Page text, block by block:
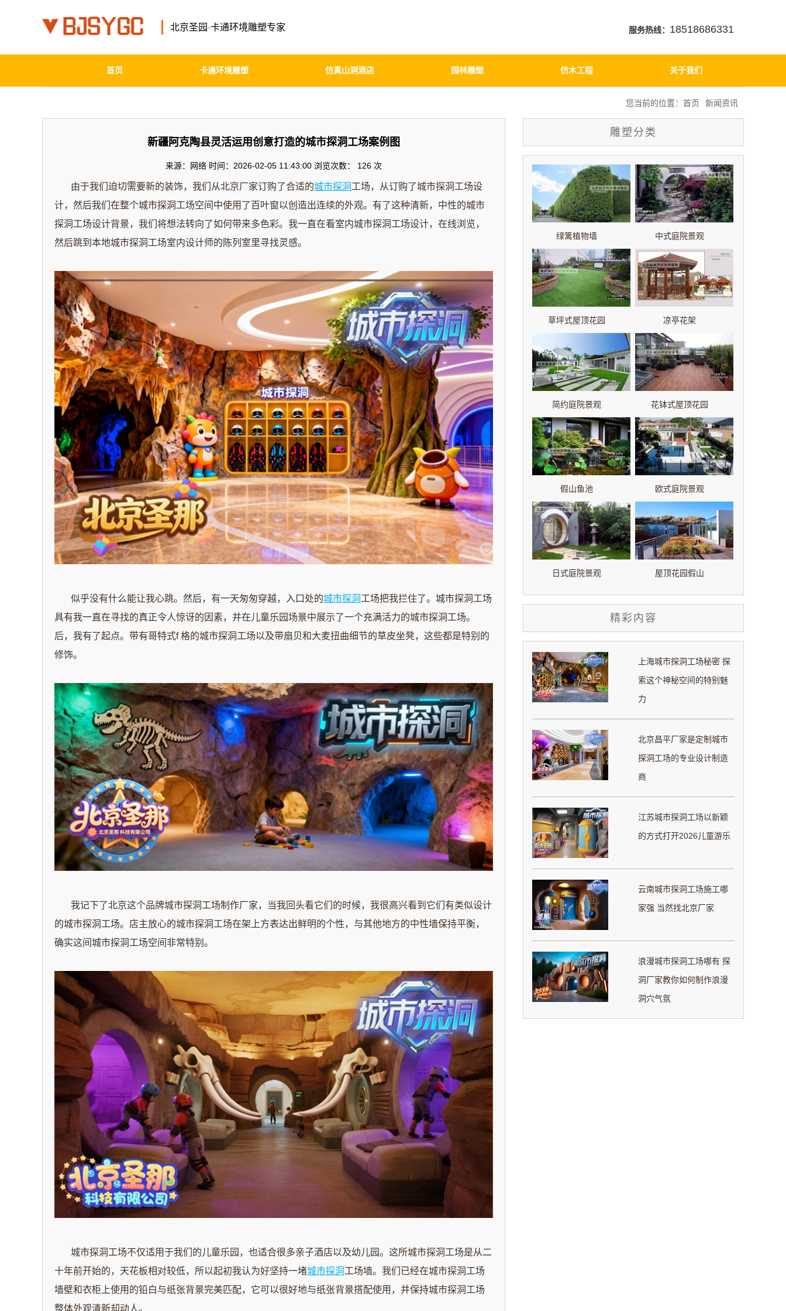
北京圣园-卡通环境雕塑专家 服务热线： 18518686331
首页 卡通环境雕塑 仿真山洞酒店 园林雕塑 仿木工程 关于我们
您当前的位置： 首页 新闻资讯
新疆阿克陶县灵活运用创意打造的城市探洞工场案例图
来源：网络 时间：2026-02-05 11:43:00 浏览次数： 126 次
由于我们迫切需要新的装饰，我们从北京厂家订购了合适的城市探洞 工场，从订购了城市探洞工场设
计，然后我们在整个城市探洞工场空间中使用了百叶窗以创造出连续的外观。有了这种清新，中性的城市
探洞工场设计背景，我们将想法转向了如何带来多色彩。我一直在看室内城市探洞工场设计，在线浏览，
然后跳到本地城市探洞工场室内设计师的陈列室里寻找灵感。
似乎没有什么能让我心跳。然后，有一天匆匆穿越，入口处的城市探洞 工场把我拦住了。城市探洞工场
具有我一直在寻找的真正令人惊讶的因素，并在儿童乐园场景中展示了一个充满活力的城市探洞工场。
后，我有了起点。带有哥特式f 格的城市探洞工场以及带扇贝和大麦扭曲细节的草皮坐凳，这些都是特别的
修饰。
我记下了北京这个品牌城市探洞工场制作厂家，当我回头看它们的时候，我很高兴看到它们有类似设计
的城市探洞工场。店主放心的城市探洞工场在架上方表达出鲜明的个性，与其他地方的中性墙保持平衡，
确实这间城市探洞工场空间非常特别。
城市探洞工场不仅适用于我们的儿童乐园，也适合很多亲子酒店以及幼儿园。这所城市探洞工场是从二
十年前开始的，天花板相对较低，所以起初我认为好坚持一堵城市探洞 工场墙。我们已经在城市探洞工场
墙壁和衣柜上使用的铅白与纸张背景完美匹配，它可以很好地与纸张背景搭配使用，并保持城市探洞工场
整体外观清新却动人。
雕塑分类
绿篱植物墙 中式庭院景观
草坪式屋顶花园 凉亭花架
简约庭院景观 花钵式屋顶花园
假山鱼池 欧式庭院景观
日式庭院景观 屋顶花园假山
精彩内容
上海城市探洞工场秘密 探
索这个神秘空间的特别魅
力
北京昌平厂家是定制城市
探洞工场的专业设计制造
商
江苏城市探洞工场以新颖
的方式打开2026儿童游乐
云南城市探洞工场施工哪
家强 当然找北京厂家
浪漫城市探洞工场哪有 探
洞厂家教你如何制作浪漫
洞穴气氛